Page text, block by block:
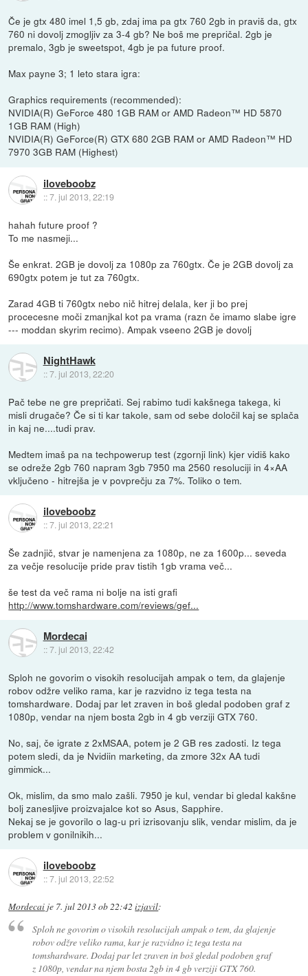
Če je gtx 480 imel 1,5 gb, zdaj ima pa gtx 760 2gb in praviš da, gtx
760 ni dovolj zmogljiv za 3-4 gb? Ne boš me prepričal. 2gb je
premalo, 3gb je sweetspot, 4gb je pa future proof.
Max payne 3; 1 leto stara igra:
Graphics requirements (recommended):
NVIDIA(R) GeForce 480 1GB RAM or AMD Radeon™ HD 5870
1GB RAM (High)
NVIDIA(R) GeForce(R) GTX 680 2GB RAM or AMD Radeon™ HD
7970 3GB RAM (Highest)
iloveboobz
::7. jul 2013, 22:19
hahah future proof ?
To me nasmeji...
Še enkrat. 2GB je dovolj za 1080p za 760gtx. Če je 2GB dovolj za
690gtx potem je tut za 760gtx.
Zarad 4GB ti 760gtx nebo nič hitrej delala, ker ji bo prej
procecesne moči zmanjkal kot pa vrama (razn če imamo slabe igre
--- moddan skyrim recimo). Ampak vseeno 2GB je dovolj
NightHawk
::7. jul 2013, 22:20
Pač tebe ne gre prepričati. Sej rabimo tudi kakšnega takega, ki
misli drugače? Če si ti kar takole, sam od sebe določil kaj se splača
in kaj ne....tudi prav.
Medtem imaš pa na techpowerup test (zgornji link) kjer vidiš kako
se odreže 2gb 760 napram 3gb 7950 ma 2560 resoluciji in 4×AA
vključeno - hitrejša je v povprečju za 7%. Toliko o tem.
iloveboobz
::7. jul 2013, 22:21
Še zadnjič, stvar je namenjena za 1080p, ne za 1600p... seveda
za večje resolucije pride prav tistih 1gb vrama več...
še test da več rama ni bolje na isti grafi
http://www.tomshardware.com/reviews/gef...
Mordecai
::7. jul 2013, 22:42
Sploh ne govorim o visokih resolucijah ampak o tem, da glajenje
robov odžre veliko rama, kar je razvidno iz tega testa na
tomshardware. Dodaj par let zraven in boš gledal podoben graf z
1080p, vendar na njem bosta 2gb in 4 gb verziji GTX 760.
No, saj, če igrate z 2xMSAA, potem je 2 GB res zadosti. Iz tega
potem sledi, da je Nvidiin marketing, da zmore 32x AA tudi
gimmick...
Ok, mislim, da smo malo zašli. 7950 je kul, vendar bi gledal kakšne
bolj zanesljive proizvajalce kot so Asus, Sapphire.
Nekaj se je govorilo o lag-u pri izrisovanju slik, vendar mislim, da je
problem v gonilnikih...
iloveboobz
::7. jul 2013, 22:52
Mordecai je 7. jul 2013 ob 22:42 izjavil:
Sploh ne govorim o visokih resolucijah ampak o tem, da glajenje
robov odžre veliko rama, kar je razvidno iz tega testa na
tomshardware. Dodaj par let zraven in boš gledal podoben graf
z 1080p, vendar na njem bosta 2gb in 4 gb verziji GTX 760.